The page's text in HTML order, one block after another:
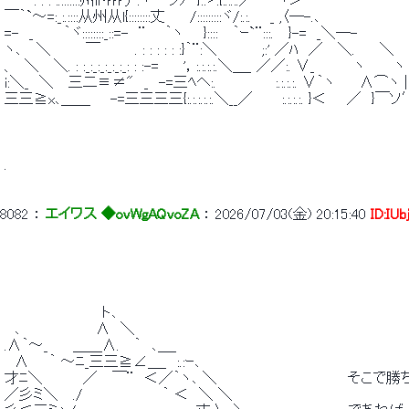
￣｀`～=:_:.::::从州从l{::::::::丈　　 /:::::::::ヾ/:.:. 　 _ ,〈─-.､
=-　_　　　｀ヾ::::::::_::=-　¨ 　 ｀ヽ　　}::::　 ｀ｰ`¨:::.　 }-=　_＼─-　　　　
ヽ､　 ＼　　　 ￣　　　 . : : : : : :}｀¨:＼　　　　 ;:' ／ﾊ　／　 ＼.　　
、　＼　 ＼. : :_:_:_:_:_:_: : :-=　　 '，:.:.:.:.＼＿_ ／／:. ∨_　　 　 ヽ　 　 ヽ
i:＼_　＼　 三二≡≠"　_　-=三ﾍヘ:.　　　　 　 :.:.:.:. ∨｀ヽ　　 ∧⌒ヽ
三三≧x､＿＿　　-=三三三三{:.:.:.:.:.＼__／　 　 :.:.:.:. }＜　　／　}￣
8082 ： エイワス ◆ovWgAQvoZA ： 2026/07/03(金) 20:15:40
ト､
､　　　　　　　 ∧　＼
.∧｀～_　　 ＿＿∧.　 ｀　､＿_
∧　　｀ ～ﾆ_三三≧∠＿_　:.:ｰ､
才ﾆ＼　　　　／　 ￣¨　＜／｀ヽ､ ＼　　　　　　　　　　　　　そ
／彡ミ＼　 ./　　　　　　 　 ｀ ＜　＼ ＼